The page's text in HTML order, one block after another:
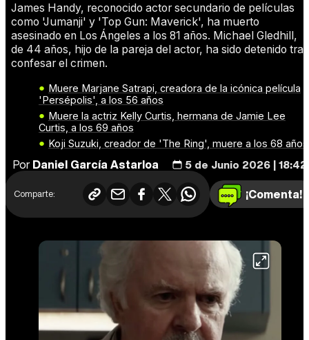
James Handy, reconocido actor secundario de películas
como 'Jumanji' y 'Top Gun: Maverick', ha muerto
asesinado en Los Ángeles a los 81 años. Michael Gledhill,
de 44 años, hijo de la pareja del actor, ha sido detenido tras
confesar el crimen.
Muere Marjane Satrapi, creadora de la icónica película
'Persépolis', a los 56 años
Muere la actriz Kelly Curtis, hermana de Jamie Lee
Curtis, a los 69 años
Koji Suzuki, creador de 'The Ring', muere a los 68 años
PorDaniel García Astarloa 5 de Junio 2026 | 18:42
Comparte: ¡Comenta!